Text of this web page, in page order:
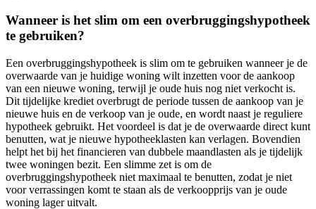
Wanneer is het slim om een overbruggingshypotheek
te gebruiken?
Een overbruggingshypotheek is slim om te gebruiken wanneer je de
overwaarde van je huidige woning wilt inzetten voor de aankoop
van een nieuwe woning, terwijl je oude huis nog niet verkocht is.
Dit tijdelijke krediet overbrugt de periode tussen de aankoop van je
nieuwe huis en de verkoop van je oude, en wordt naast je reguliere
hypotheek gebruikt. Het voordeel is dat je de overwaarde direct kunt
benutten, wat je nieuwe hypotheeklasten kan verlagen. Bovendien
helpt het bij het financieren van dubbele maandlasten als je tijdelijk
twee woningen bezit. Een slimme zet is om de
overbruggingshypotheek niet maximaal te benutten, zodat je niet
voor verrassingen komt te staan als de verkoopprijs van je oude
woning lager uitvalt.